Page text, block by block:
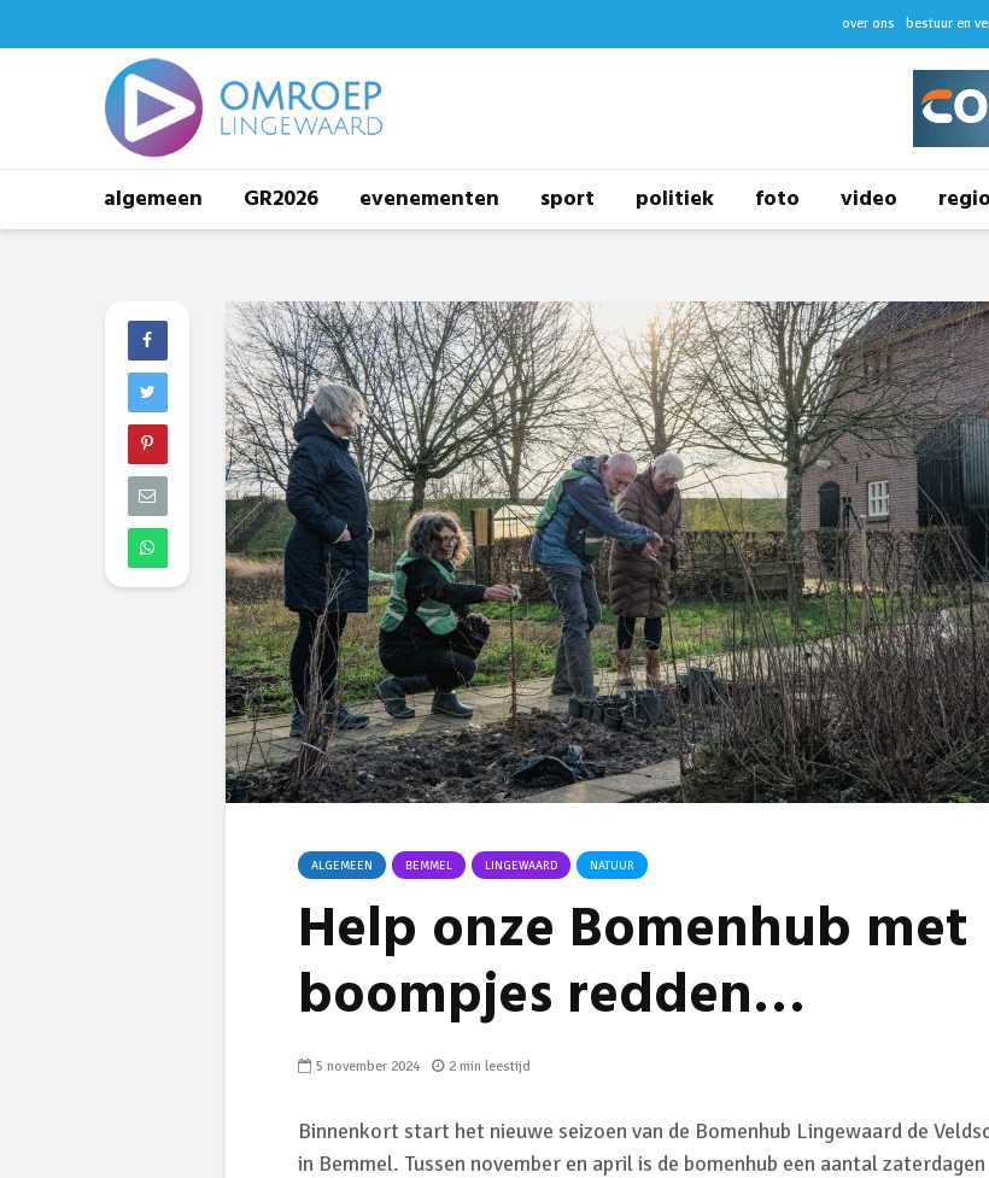
over ons bestuur en
algemeen GR2026 evenementen sport politiek foto video
ALGEMEEN BEMMEL LINGEWAARD NATUUR
Help onze Bomenhub met
boompjes redden…
5 november 2024 2 min leestijd
Binnenkort start het nieuwe seizoen van de Bomenhub Lingewaard de
in Bemmel. Tussen november en april is de bomenhub een aantal zaterdagen
Buurt klaar voor
noodsituaties:
gemeente deelt
subsidies uit
29 juli 2026
Stormbaan zorgt
voor zomerse pret.
28 juli 2026